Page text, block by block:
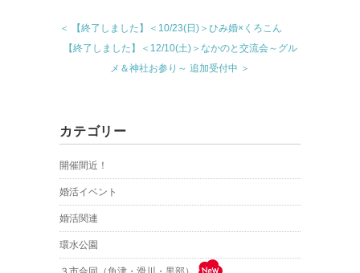
＜ 【終了しました】＜10/23(日)＞ひみ婚×くろこん
【終了しました】＜12/10(土)＞なかのと交流会～グル
メ＆神社お参り～ 追加受付中 ＞
カテゴリー
開催間近！
婚活イベント
婚活関連
環水公園